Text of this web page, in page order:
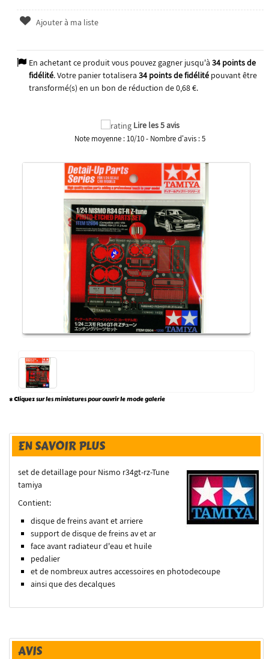
Ajouter à ma liste
En achetant ce produit vous pouvez gagner jusqu'à 34points de
fidélité. Votre panier totalisera 34points de fidélitépouvant être
transformé(s) en un bon de réduction de0,68 €.
Lire les 5 avis
Note moyenne :10/10- Nombre d'avis :5
* Cliquez sur les miniatures pour ouvrir le mode galerie
EN SAVOIR PLUS
set de detaillage pour Nismo r34gt-rz-Tune
tamiya
Contient:
disque de freins avant et arriere
support de disque de freins av et ar
face avant radiateur d'eau et huile
pedalier
et de nombreux autres accessoires en photodecoupe
ainsi que des decalques
AVIS